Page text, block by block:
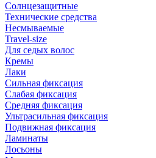
Солнцезащитные
Технические средства
Несмываемые
Travel-size
Для седых волос
Кремы
Лаки
Сильная фиксация
Слабая фиксация
Средняя фиксация
Ультрасильная фиксация
Подвижная фиксация
Ламинаты
Лосьоны